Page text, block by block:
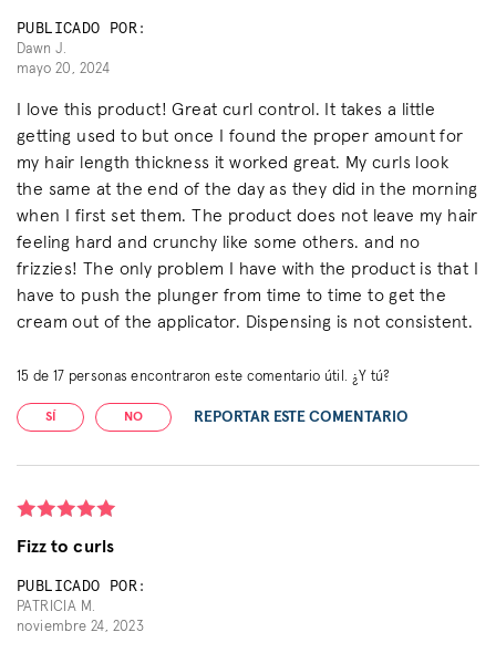
PUBLICADO POR:
Dawn J.
mayo 20, 2024
I love this product! Great curl control. It takes a little
getting used to but once I found the proper amount for
my hair length thickness it worked great. My curls look
the same at the end of the day as they did in the morning
when I first set them. The product does not leave my hair
feeling hard and crunchy like some others. and no
frizzies! The only problem I have with the product is that I
have to push the plunger from time to time to get the
cream out of the applicator. Dispensing is not consistent.
15 de 17 personas encontraron este comentario útil. ¿Y tú?
SÍ NO REPORTAR ESTE COMENTARIO
Fizz to curls
PUBLICADO POR:
PATRICIA M.
noviembre 24, 2023